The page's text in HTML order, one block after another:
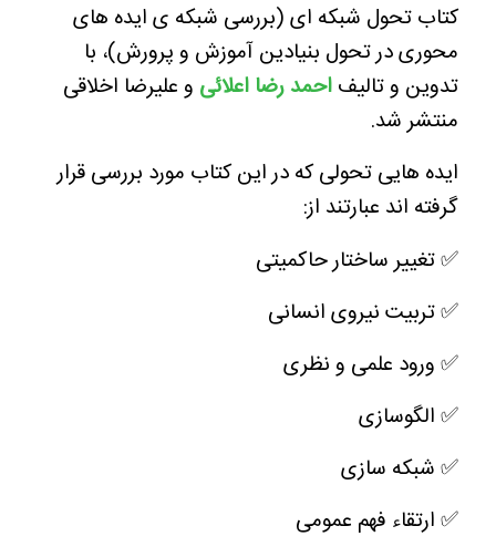
کتاب تحول شبکه ای (بررسی شبکه ی ایده های
محوری در تحول بنیادین آموزش و پرورش)، با
تدوین و تالیفاحمد رضا اعلائی و علیرضا اخلاقی
منتشر شد.
ایده هایی تحولی که در این کتاب مورد بررسی قرار
گرفته اند عبارتند از:
✅ تغییر ساختار حاکمیتی
✅ تربیت نیروی انسانی
✅ ورود علمی و نظری
✅ الگوسازی
✅ شبکه سازی
✅ ارتقاء فهم عمومی